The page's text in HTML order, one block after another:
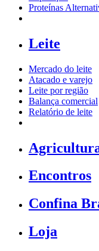
Proteínas
Leite
Mercado do leite
Atacado e varejo
Leite por região
Balança comercial
Relatório de leite
Encontros
Confina
Loja